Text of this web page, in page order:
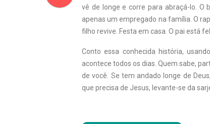
vê de longe e corre para abraçá-lo.
apenas um empregado na família. O
filho revive. Festa em casa. O pai está
Conto essa conhecida história,
acontece todos os dias. Quem sabe,
de você. Se tem andado longe de
que precisa de Jesus, levante-se da